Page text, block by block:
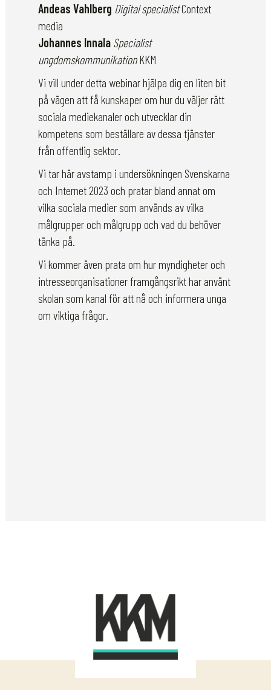
Andeas Vahlberg Digital specialistContext
media
Johannes Innala Specialist
ungdomskommunikationKKM
Vi vill under detta webinar hjälpa dig en liten bit
på vägen att få kunskaper om hur du väljer rätt
sociala mediekanaler och utvecklar din
kompetens som beställare av dessa tjänster
från offentlig sektor.
Vi tar här avstamp i undersökningen Svenskarna
och Internet 2023 och pratar bland annat om
vilka sociala medier som används av vilka
målgrupper och målgrupp och vad du behöver
tänka på.
Vi kommer även prata om hur myndigheter och
intresseorganisationer framgångsrikt har använt
skolan som kanal för att nå och informera unga
om viktiga frågor.